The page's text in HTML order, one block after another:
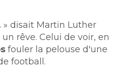
» disait Martin Luther
rêve. Celui de voir, en
fouler la pelouse d'une
football.